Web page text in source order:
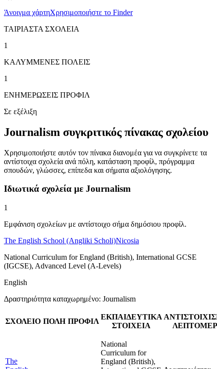
Άνοιγμα χάρτηΧρησιμοποιήστε το Finder
ΤΑΙΡΙΑΣΤΑ ΣΧΟΛΕΙΑ
1
ΚΑΛΥΜΜΕΝΕΣ ΠΟΛΕΙΣ
1
ΕΝΗΜΕΡΩΣΕΙΣ ΠΡΟΦΙΛ
Σε εξέλιξη
Journalism συγκριτικός πίνακας σχολείου
Χρησιμοποιήστε αυτόν τον πίνακα διανομέα για να συγκρίνετε τα
αντίστοιχα σχολεία ανά πόλη, κατάσταση προφίλ, πρόγραμμα
σπουδών, γλώσσες, επίπεδα και σήματα αξιολόγησης.
Ιδιωτικά σχολεία με Journalism
1
Εμφάνιση σχολείων με αντίστοιχο σήμα δημόσιου προφίλ.
The English School (Angliki Scholi)Nicosia
National Curriculum for England (British), International GCSE
(IGCSE), Advanced Level (A-Levels)
English
Δραστηριότητα καταχωρημένο: Journalism
ΣΧΟΛΕΙΟ ΠΟΛΗ ΠΡΟΦΙΛ
ΕΚΠΑΙΔΕΥΤΙΚΑ
ΣΤΟΙΧΕΙΑ
The
National
Curriculum for
England (British),